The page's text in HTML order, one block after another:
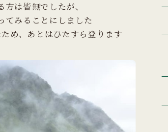
は皆無でしたが、
てみることにしました
め、あとはひたすら登ります